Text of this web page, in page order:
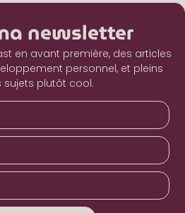
newsletter
en avant première, des articles
personnel, et pleins
sujets plutôt cool.